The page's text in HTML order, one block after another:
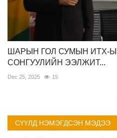
ШАРЫН ГОЛ СУМЫН ИТХ-
СОНГУУЛИЙН ЭЭЛЖИТ...
Dec 25, 2025 15
СҮҮЛД НЭМЭГДСЭН МЭДЭЭ